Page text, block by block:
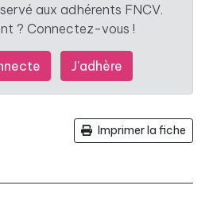
aux adhérents FNCV.
? Connectez-vous !
J'adhère
Imprimer la fiche